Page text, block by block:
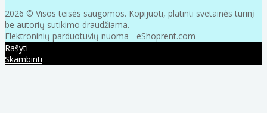
2026 © Visos teisės saugomos. Kopijuoti, platinti svetainės turinį
be autorių sutikimo draudžiama.
Elektroninių parduotuvių nuoma - eShoprent.com
Rašyti
Skambinti